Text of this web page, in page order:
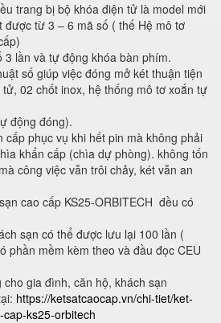
trang bị bộ khóa điện tử là model mới
được từ 3 – 6 mã số ( thế Hệ mô tơ
3 lần và tự động khóa bàn phím.
số giúp việc đóng mở két thuận tiện
02 chốt inox, hệ thống mô tơ xoắn tự
động đóng).
cấp phục vụ khi hết pin mà không phải
khẩn cấp (chìa dự phòng). không tốn
công việc vẫn trôi chảy, két vẫn an
cao cấp KS25-ORBITECH đều có
sạn có thể được lưu lại 100 lần (
phần mềm kèm theo và đầu đọc CEU
gia đình, căn hộ, khách sạn
https://ketsatcaocap.vn/chi-tiet/ket-
ks25-orbitech